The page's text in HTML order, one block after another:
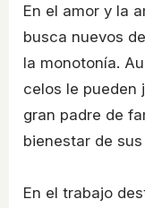
En el amor y la
busca nuevos
la monotonía.
celos le pueden
gran padre de
bienestar de
En el trabajo